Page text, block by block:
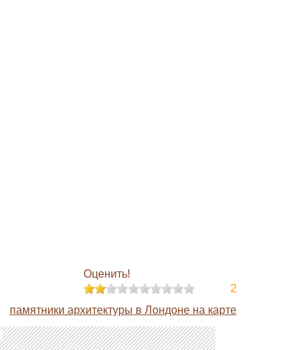
Оценить!
2
памятники архитектуры в Лондоне на карте